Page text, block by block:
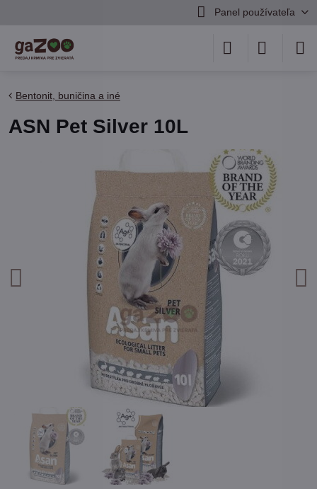
Panel používateľa
Bentonit, buničina a iné
ASN Pet Silver 10L